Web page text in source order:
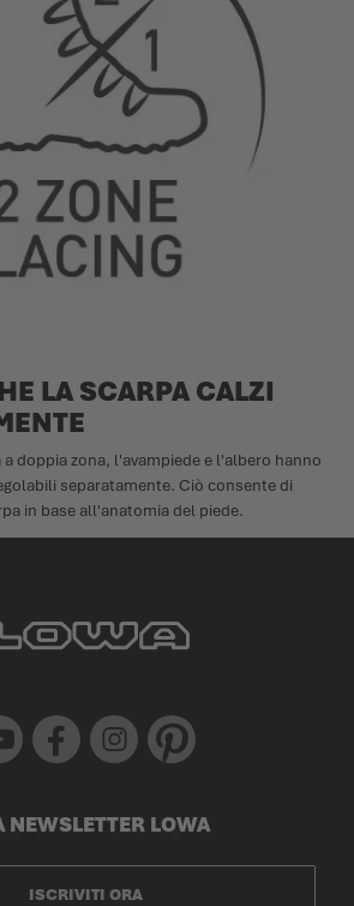
LA SCARPA CALZI
doppia zona, l'avampiede e l'albero hanno
separatamente. Ciò consente di
in base all'anatomia del piede.
Facebook Instagram Pinterest
LOWA
ISCRIVITI ORA